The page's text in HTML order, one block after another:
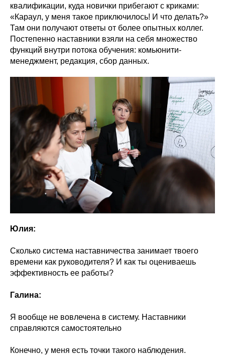
квалификации, куда новички прибегают с криками:
«Караул, у меня такое приключилось! И что делать?»
Там они получают ответы от более опытных коллег.
Постепенно наставники взяли на себя множество
функций внутри потока обучения: комьюнити-
менеджмент, редакция, сбор данных.
Юлия:
Сколько система наставничества занимает твоего
времени как руководителя? И как ты оцениваешь
эффективность ее работы?
Галина:
Я вообще не вовлечена в систему. Наставники
справляются самостоятельно
Конечно, у меня есть точки такого наблюдения.